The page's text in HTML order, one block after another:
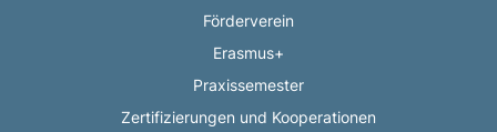
Förderverein
Erasmus+
Praxissemester
Zertifizierungen und Kooperationen